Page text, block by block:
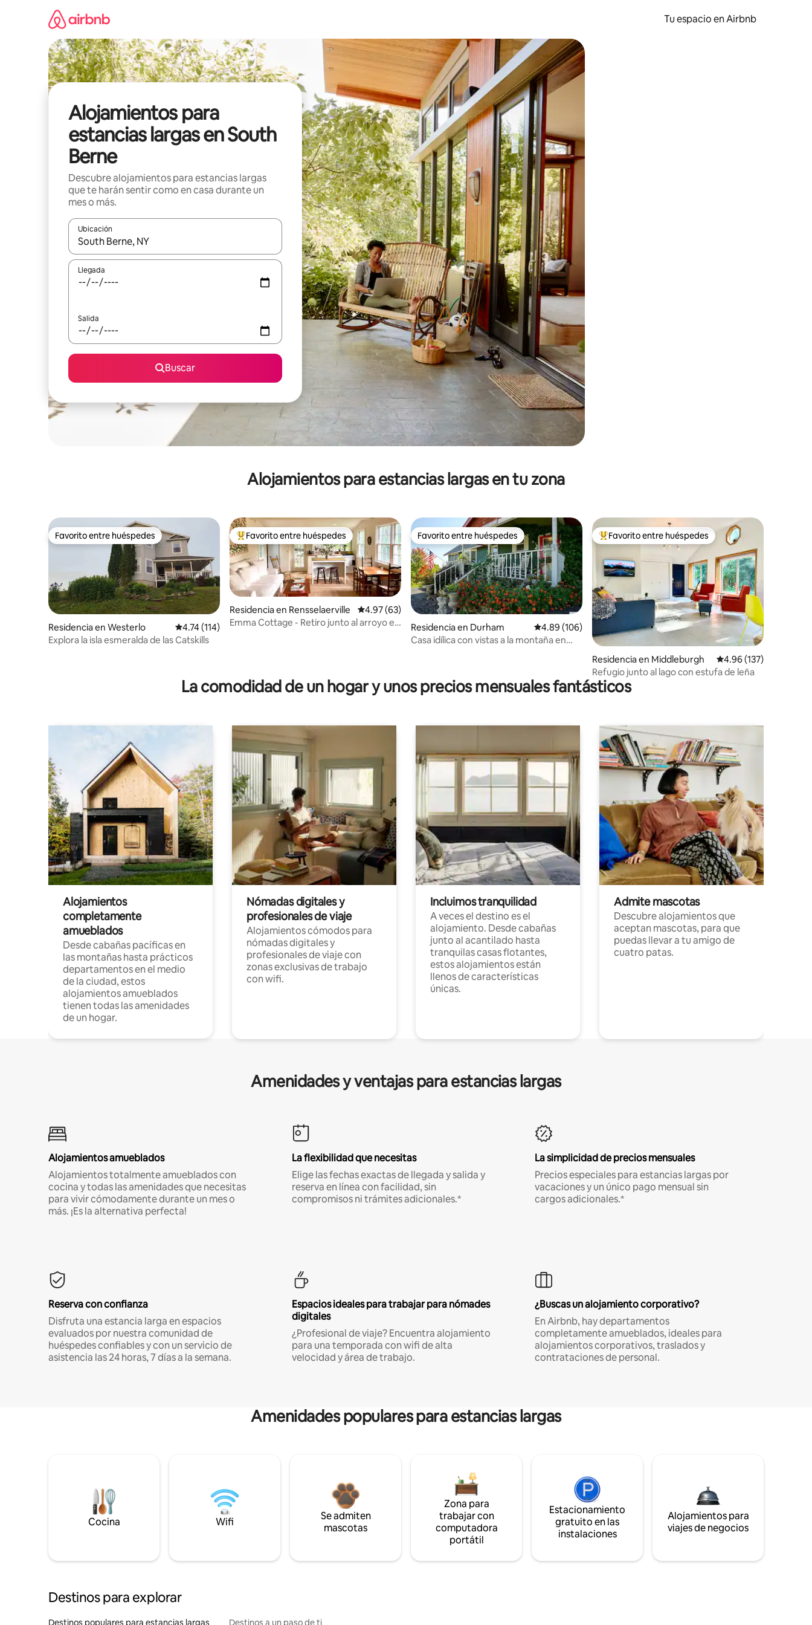
Tu espacio en Airbnb
Alojamientos para
estancias largas en South
Berne
Descubre alojamientos para estancias largas
que te harán sentir como en casa durante un
mes o más.
Ubicación
Cuando los resultados estén disponibles, podrás navegar usando las teclas de las flechas hacia arriba y hacia abajo, o bien tocando y deslizando la pantalla.
Llegada
Salida
Buscar
Alojamientos para estancias largas en tu zona
Favorito entre huéspedes
Favorito entre huéspedes
Residencia en Westerlo Calificación promedio: 4.74 de 5; 114 evaluaciones
4.74 (114)
Explora la isla esmeralda de las Catskills
De los mejores en Favorito entre huéspedes
Favorito entre huéspedes
Residencia en Rensselaerville Calificación promedio: 4.97 de 5; 63 evaluaciones
4.97 (63)
Emma Cottage - Retiro junto al arroyo en
Favorito entre huéspedes
Favorito entre huéspedes
Residencia en Durham Calificación promedio: 4.89 de 5; 106 evaluaciones
4.89 (106)
Casa idílica con vistas a la montaña en
De los mejores en Favorito entre huéspedes
Favorito entre huéspedes
Residencia en Middleburgh Calificación promedio:
4.96 (137)
Refugio junto al lago con estufa de leña
La comodidad de un hogar y unos precios mensuales fantásticos
Alojamientos
completamente
amueblados
Desde cabañas pacíficas en
las montañas hasta prácticos
departamentos en el medio
de la ciudad, estos
alojamientos amueblados
tienen todas las amenidades
de un hogar.
Nómadas digitales y
profesionales de viaje
Alojamientos cómodos para
nómadas digitales y
profesionales de viaje con
zonas exclusivas de trabajo
con wifi.
Incluimos tranquilidad
A veces el destino es el
alojamiento. Desde cabañas
junto al acantilado hasta
tranquilas casas flotantes,
estos alojamientos están
llenos de características
únicas.
Admite mascotas
Descubre alojamientos que
aceptan mascotas, para que
puedas llevar a tu amigo de
cuatro patas.
Amenidades y ventajas para estancias largas
Alojamientos amueblados
Alojamientos totalmente amueblados con
cocina y todas las amenidades que necesitas
para vivir cómodamente durante un mes o
más. ¡Es la alternativa perfecta!
La flexibilidad que necesitas
Elige las fechas exactas de llegada y salida y
reserva en línea con facilidad, sin
compromisos ni trámites adicionales.*
La simplicidad de precios mensuales
Precios especiales para estancias largas por
vacaciones y un único pago mensual sin
cargos adicionales.*
Reserva con confianza
Disfruta una estancia larga en espacios
evaluados por nuestra comunidad de
huéspedes confiables y con un servicio de
asistencia las 24 horas, 7 días a la semana.
Espacios ideales para trabajar para nómades
digitales
¿Profesional de viaje? Encuentra alojamiento
para una temporada con wifi de alta
velocidad y área de trabajo.
¿Buscas un alojamiento corporativo?
En Airbnb, hay departamentos
completamente amueblados, ideales para
alojamientos corporativos, traslados y
contrataciones de personal.
Amenidades populares para estancias largas
Cocina Wifi
Se admiten
mascotas
Zona para
trabajar con
computadora
portátil
Estacionamiento
gratuito en las
instalaciones
Alojamientos para
viajes de negocios
Destinos para explorar
Destinos populares para estancias largas Destinos a un paso de ti